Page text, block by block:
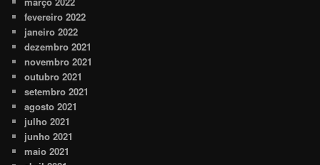
fevereiro 2022
janeiro 2022
dezembro 2021
novembro 2021
outubro 2021
setembro 2021
agosto 2021
julho 2021
junho 2021
maio 2021